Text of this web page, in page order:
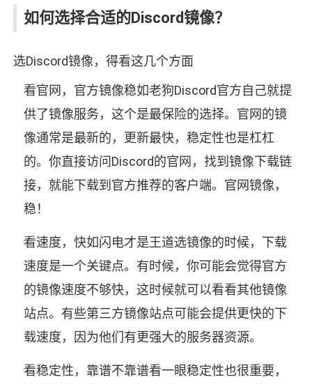
如何选择合适的Discord镜像？
选Discord镜像，得看这几个方面
看官网，官方镜像稳如老狗Discord官方自己就提
供了镜像服务，这个是最保险的选择。官网的镜
像通常是最新的，更新最快，稳定性也是杠杠
的。你直接访问Discord的官网，找到镜像下载链
接，就能下载到官方推荐的客户端。官网镜像，
稳！
看速度，快如闪电才是王道选镜像的时候，下载
速度是一个关键点。有时候，你可能会觉得官方
的镜像速度不够快，这时候就可以看看其他镜像
站点。有些第三方镜像站点可能会提供更快的下
载速度，因为他们有更强大的服务器资源。
看稳定性，靠谱不靠谱看一眼稳定性也很重要，